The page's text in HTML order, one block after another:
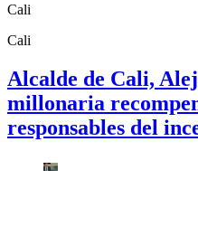
Cali
Cali
Alcalde de Cali,
millonaria
responsables del